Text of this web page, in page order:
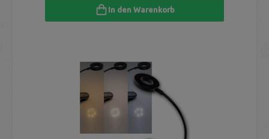
In den Warenkorb